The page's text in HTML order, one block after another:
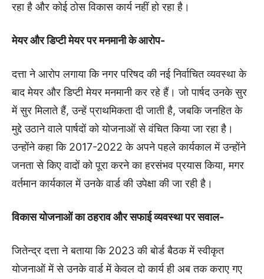
रहा है और कोई ठोस विकास कार्य नहीं हो रहा है।
मेयर और डिप्टी मेयर पर मनमानी के आरोप-
दत्ता ने आरोप लगाया कि नगर परिषद की नई निर्वाचित व्यवस्था के
बाद मेयर और डिप्टी मेयर मनमानी कर रहे हैं। जो पार्षद उनके सुर
में सुर मिलाते हैं, उन्हें प्राथमिकता दी जाती है, जबकि जनहित के
मुद्दे उठाने वाले पार्षदों को योजनाओं से वंचित किया जा रहा है।
उन्होंने कहा कि 2017-2022 के अपने पहले कार्यकाल में उन्होंने
जनता से किए वादों को पूरा करने का हरसंभव प्रयास किया, मगर
वर्तमान कार्यकाल में उनके वार्ड की उपेक्षा की जा रही है।
विकास योजनाओं का ठहराव और सफाई व्यवस्था पर सवाल-
जितेन्द्र दत्ता ने बताया कि 2023 की बोर्ड बैठक में स्वीकृत
योजनाओं में से उनके वार्ड में केवल दो कार्य ही अब तक कराए गए